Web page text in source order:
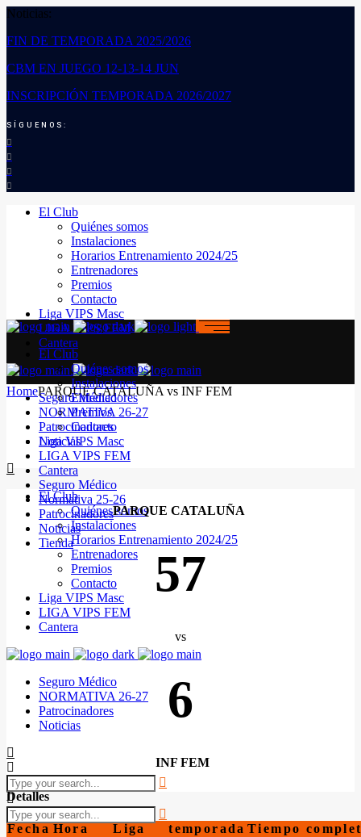
Noticias:
FIN DE TEMPORADA 2025/2026
CBM EN JUEGO 12-13-14 JUN
INSCRIPCIÓN TEMPORADA 2026/2027
SÍGUENOS:
El Club
Quiénes somos
Instalaciones
Horarios Entrenamiento 2024/25
Entrenadores
Premios
Contacto
Liga VIPS Masc
LIGA VIPS FEM
Cantera
Seguro Médico
NORMATIVA 26-27
Patrocinadores
Noticias
El Club
Quiénes somos
Instalaciones
Horarios Entrenamiento 2024/25
Entrenadores
Premios
Contacto
Liga VIPS Masc
LIGA VIPS FEM
Cantera
Seguro Médico
NORMATIVA 26-27
Patrocinadores
Noticias
El Club
Quiénes somos
Instalaciones
Entrenadores
Premios
Contacto
Liga VIPS Masc
LIGA VIPS FEM
Cantera
Seguro Médico
Normativa 25-26
Patrocinadores
Noticias
Tienda
HomePARQUE CATALUÑA vs INF FEM
PARQUE CATALUÑA
57
vs
6
INF FEM
Detalles
Fecha Hora Liga temporada Tiempo